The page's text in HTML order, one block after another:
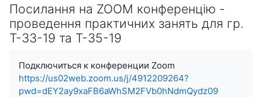
Посилання на ZOOM конференцію -
проведення практичних занять для гр.
Т-33-19 та Т-35-19
Подключиться к конференции Zoom
https://us02web.zoom.us/j/4912209264?
pwd=dEY2ay9xaFB6aWhSM2FVb0hNdmQydz09